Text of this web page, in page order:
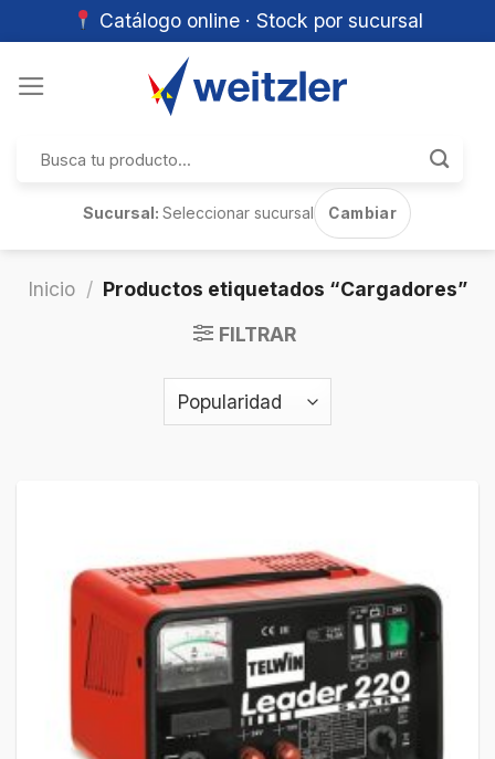
Catálogo online · Stock por sucursal
por:
Sucursal:Seleccionar sucursal Cambiar
Inicio / Productos etiquetados “Cargadores”
FILTRAR